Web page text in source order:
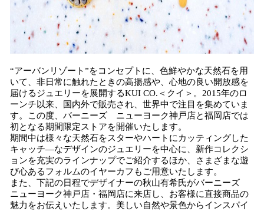
“アーバンリゾート”をコンセプトに、色鮮やかな天然石を用
いて、非日常に触れたときの高揚感や、心地の良い開放感を
届けるジュエリーを展開するKUI CO.＜クイ＞。2015年のロ
ーンチ以来、国内外で販売され、世界中で注目を集めていま
す。この度、バーニーズ ニューヨーク神戸店と福岡店では
初となる期間限定ストアを開催いたします。
期間中は様々な天然石をスターやハートにカッティングした
キャッチ―なデザインのジュエリーを中心に、新作コレクシ
ョンを充実のラインナップでご紹介するほか、さまざまな遊
び心あるフォルムのイヤーカフもご用意いたします。
また、下記の日程でデザイナーの秋山有希氏がバーニーズ
ニューヨーク神戸店・福岡店に来店し、お客様に直接商品の
魅力をお伝えいたします。美しい自然や景色からインスパイ